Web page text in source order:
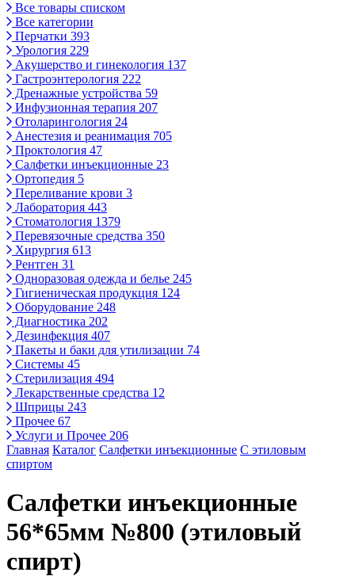
Все товары списком
Все категории
Перчатки 393
Урология 229
Акушерство и гинекология 137
Гастроэнтерология 222
Дренажные устройства 59
Инфузионная терапия 207
Отоларингология 24
Анестезия и реанимация 705
Проктология 47
Салфетки инъекционные 23
Ортопедия 5
Переливание крови 3
Лаборатория 443
Стоматология 1379
Перевязочные средства 350
Хирургия 613
Рентген 31
Одноразовая одежда и белье 245
Гигиеническая продукция 124
Оборудование 248
Диагностика 202
Дезинфекция 407
Пакеты и баки для утилизации 74
Системы 45
Стерилизация 494
Лекарственные средства 12
Шприцы 243
Прочее 67
Услуги и Прочее 206
Главная Каталог Салфетки инъекционные С этиловым
спиртом
Салфетки инъекционные
56*65мм №800 (этиловый
спирт)